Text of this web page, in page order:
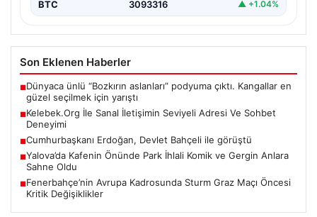
BTC 3093316 ▲ +1.04%
Son Eklenen Haberler
■Dünyaca ünlü “Bozkırın aslanları” podyuma çıktı. Kangallar en
güzel seçilmek için yarıştı
■Kelebek.Org İle Sanal İletişimin Seviyeli Adresi Ve Sohbet
Deneyimi
■Cumhurbaşkanı Erdoğan, Devlet Bahçeli ile görüştü
■Yalova’da Kafenin Önünde Park İhlali Komik ve Gergin Anlara
Sahne Oldu
■Fenerbahçe’nin Avrupa Kadrosunda Sturm Graz Maçı Öncesi
Kritik Değişiklikler